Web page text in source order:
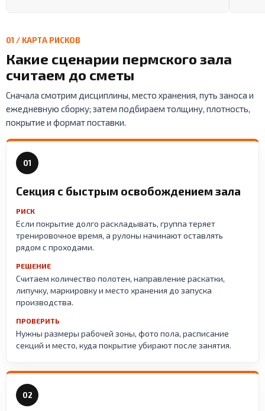
01 / КАРТА РИСКОВ
Какие сценарии пермского зала
считаем до сметы
Сначала смотрим дисциплины, место хранения, путь заноса и
ежедневную сборку; затем подбираем толщину, плотность,
покрытие и формат поставки.
01
Секция с быстрым освобождением зала
РИСК
Если покрытие долго раскладывать, группа теряет
тренировочное время, а рулоны начинают оставлять
рядом с проходами.
РЕШЕНИЕ
Считаем количество полотен, направление раскатки,
липучку, маркировку и место хранения до запуска
производства.
ПРОВЕРИТЬ
Нужны размеры рабочей зоны, фото пола, расписание
секций и место, куда покрытие убирают после занятия.
02